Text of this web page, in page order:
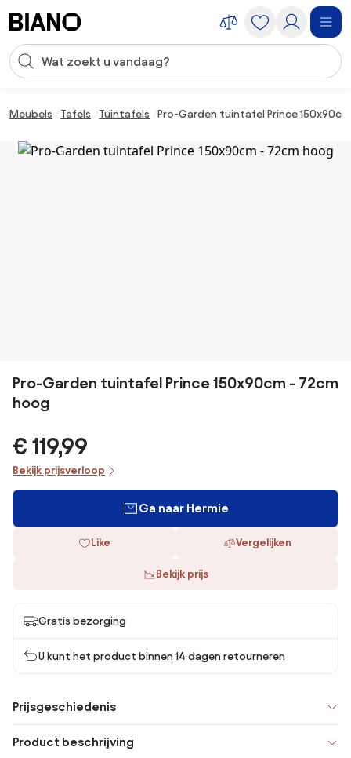
Zoekopdracht invoeren
Meubels Tafels Tuintafels Pro-Garden tuintafel Prince
Pro-Garden tuintafel Prince 150x90cm - 72cm
hoog
€ 119,99
Bekijk prijsverloop
Ga naar Hermie
Like Vergelijken
Bekijk prijs
Gratis bezorging
U kunt het product binnen 14 dagen retourneren
Prijsgeschiedenis
Product beschrijving